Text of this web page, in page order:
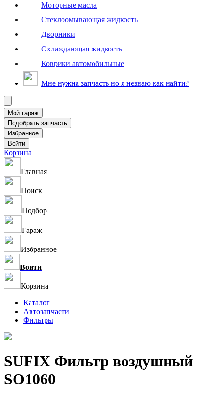
Моторные масла
Стеклоомывающая жидкость
Дворники
Охлаждающая жидкость
Коврики автомобильные
Мне нужна запчасть но я незнаю как найти?
Корзина
Главная
Поиск
Подбор
Гараж
Избранное
Войти
Корзина
Каталог
Автозапчасти
Фильтры
SUFIX Фильтр воздушный
SO1060